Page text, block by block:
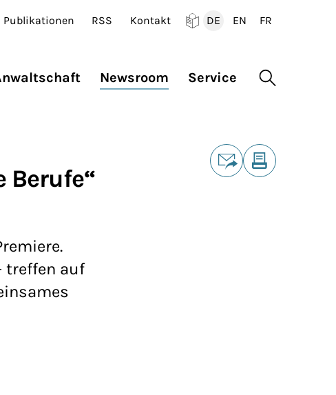
Publikationen RSS Kontakt
DE
EN
FR
Newsroom Service Suche
Berufe“
treffen auf